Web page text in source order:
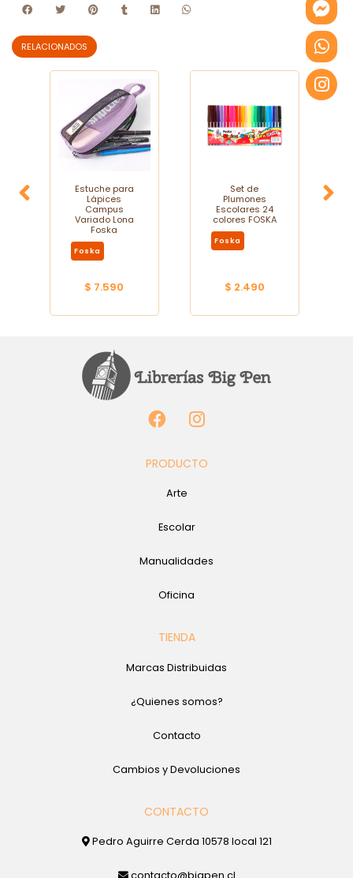
Estuche para
Lápices
Campus
Variado Lona
Foska
Foska
$ 7.590
Set de
Plumones
Escolares 24
colores FOSKA
Foska
$ 2.490
RELACIONADOS
PRODUCTO
Arte
Escolar
Manualidades
Oficina
TIENDA
Marcas Distribuidas
¿Quienes somos?
Contacto
Cambios y Devoluciones
CONTACTO
Pedro Aguirre Cerda 10578 local 121